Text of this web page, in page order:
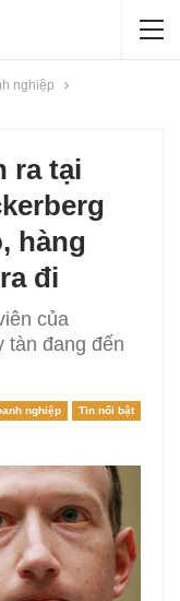
nghiệp
ra tại
hàng
đi
của
tàn đang đến
nghiệp Tin nổi bật